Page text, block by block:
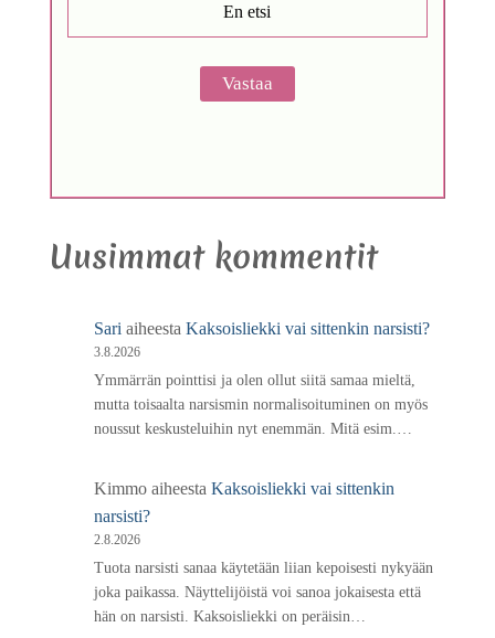
En etsi
Uusimmat kommentit
Sari aiheesta Kaksoisliekki vai sittenkin narsisti?
3.8.2026
Ymmärrän pointtisi ja olen ollut siitä samaa mieltä,
mutta toisaalta narsismin normalisoituminen on myös
noussut keskusteluihin nyt enemmän. Mitä esim.…
Kimmo aiheesta Kaksoisliekki vai sittenkin
narsisti?
2.8.2026
Tuota narsisti sanaa käytetään liian kepoisesti nykyään
joka paikassa. Näyttelijöistä voi sanoa jokaisesta että
hän on narsisti. Kaksoisliekki on peräisin…